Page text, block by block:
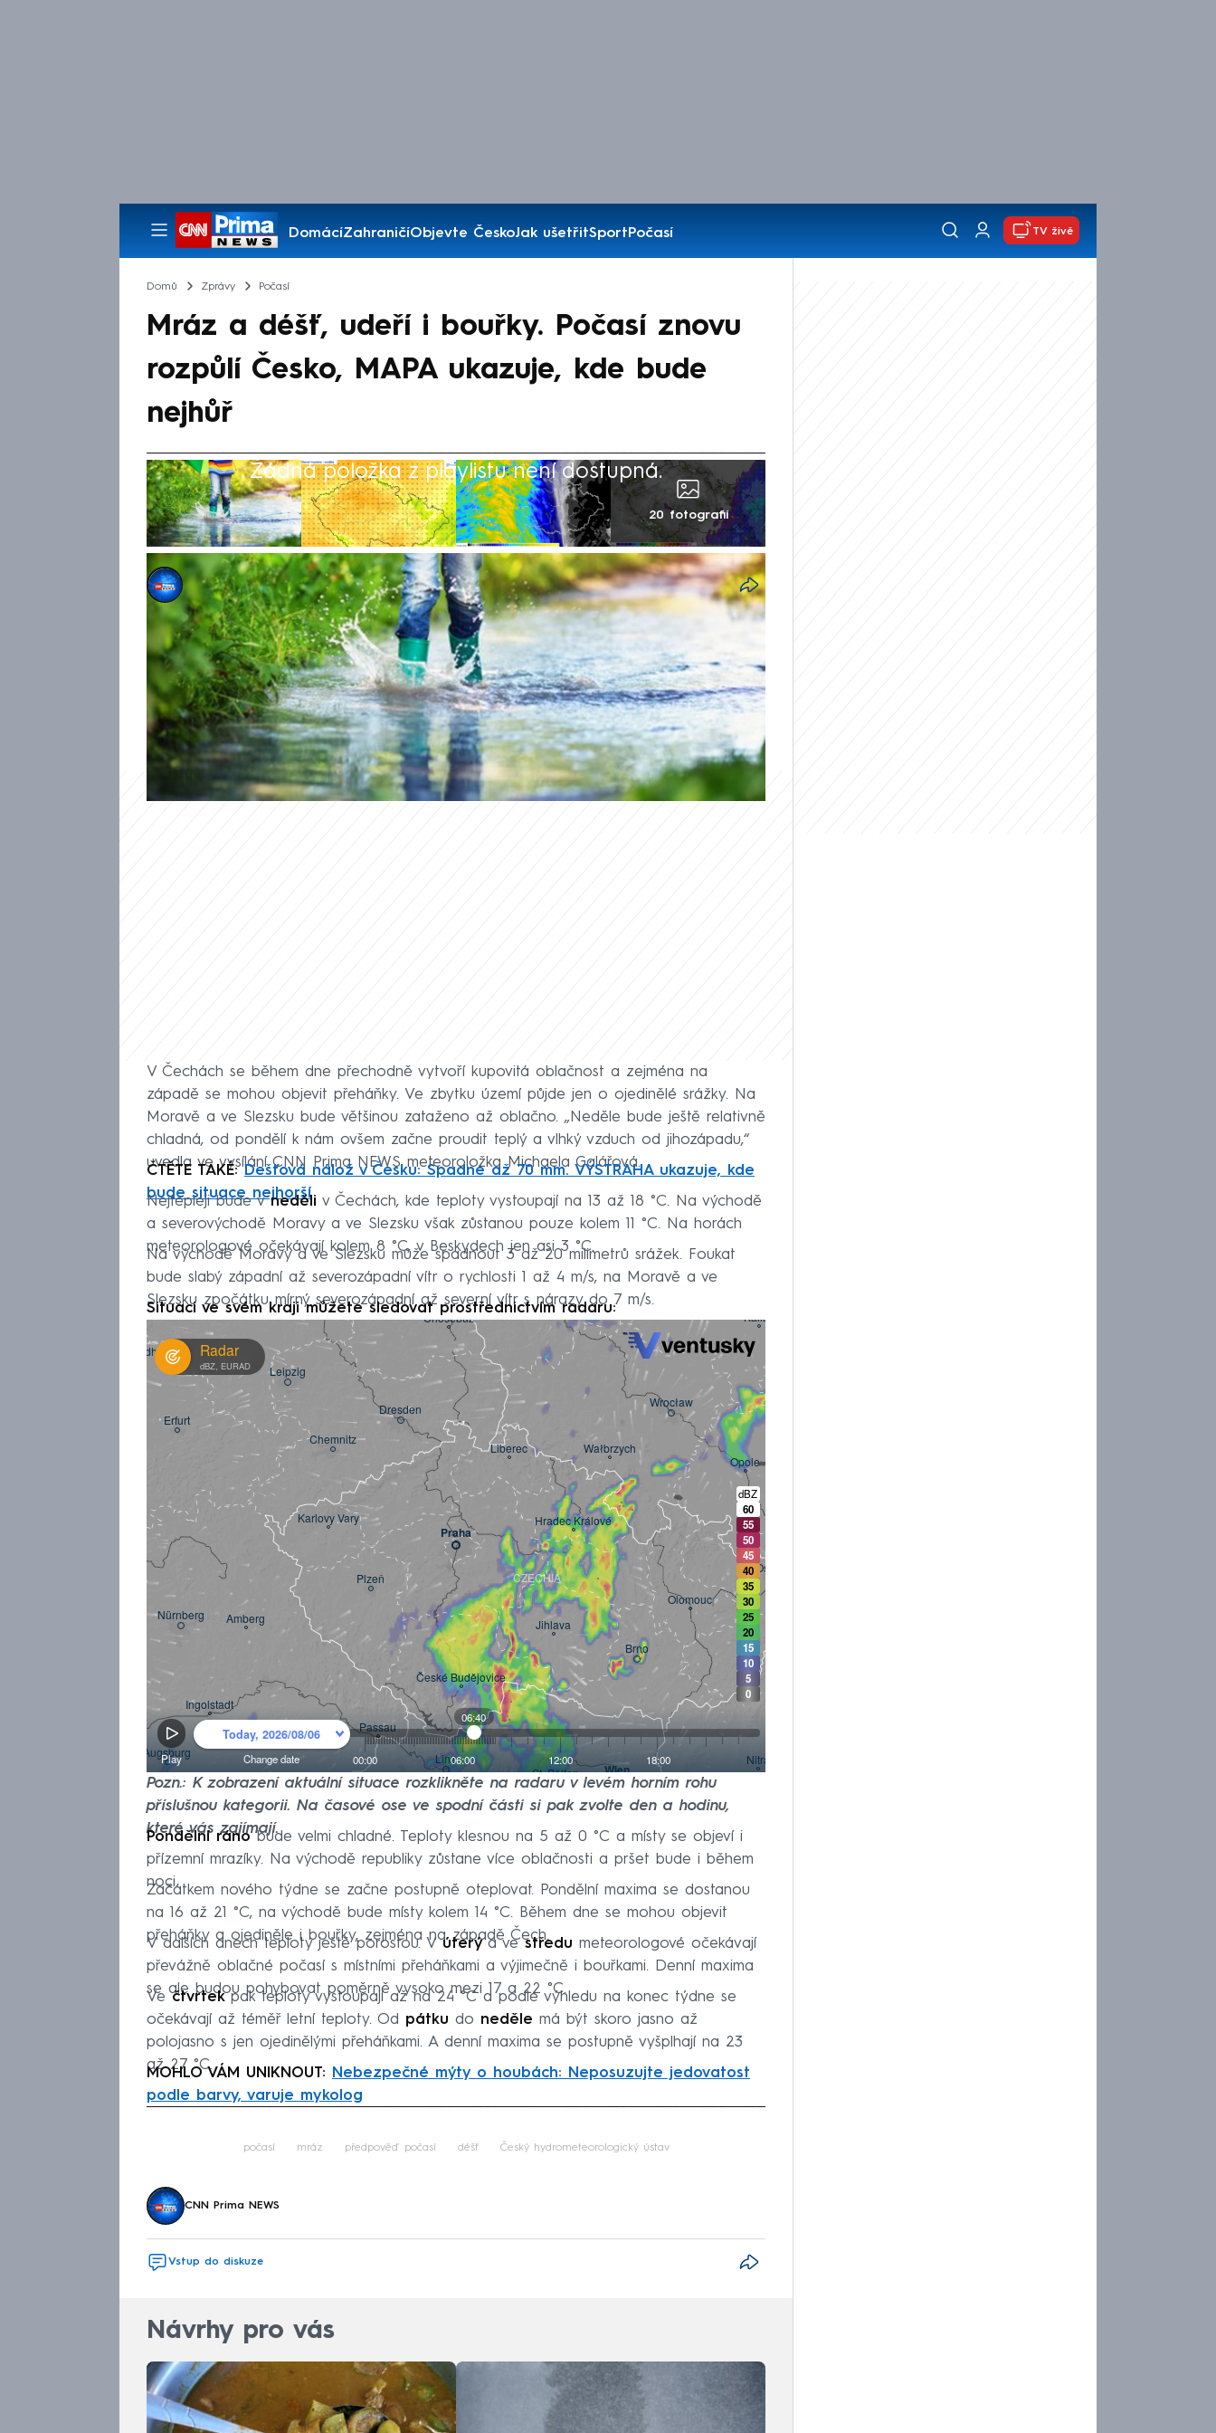
DomácíZahraničíObjevte ČeskoJak ušetřitSportPočasí
Pořady
TV živě
Domů Zprávy Počasí
Mráz a déšť, udeří i bouřky. Počasí znovu
rozpůlí Česko, MAPA ukazuje, kde bude
nejhůř
Žádná položka z playlistu není dostupná.
20 fotografií
CNN Prima NEWS
17. kvě 2026, 08:53
Neděle přinese výrazné rozdíly v počasí mezi západní a východní
polovinou republiky. Zatímco v Čechách bude převážně polojasno až
skoro jasno, Moravu a Slezsko čeká zatažená obloha a na východě
také déšť, který může být i trvalejší. Vyplývá to z aktuální předpovědi
Českého hydrometeorologického ústavu (ČHMÚ).
V Čechách se během dne přechodně vytvoří kupovitá oblačnost a zejména na
západě se mohou objevit přeháňky. Ve zbytku území půjde jen o ojedinělé srážky. Na
Moravě a ve Slezsku bude většinou zataženo až oblačno. „Neděle bude ještě relativně
chladná, od pondělí k nám ovšem začne proudit teplý a vlhký vzduch od jihozápadu,“
uvedla ve vysílání CNN Prima NEWS meteoroložka Michaela Galářová.
ČTĚTE TAKÉ:Dešťová nálož v Česku: Spadne až 70 mm. VÝSTRAHA ukazuje, kde
bude situace nejhorší
Nejtepleji bude vneděli v Čechách, kde teploty vystoupají na 13 až 18 °C. Na východě
a severovýchodě Moravy a ve Slezsku však zůstanou pouze kolem 11 °C. Na horách
meteorologové očekávají kolem 8 °C, v Beskydech jen asi 3 °C.
Na východě Moravy a ve Slezsku může spadnout 3 až 20 milimetrů srážek. Foukat
bude slabý západní až severozápadní vítr o rychlosti 1 až 4 m/s, na Moravě a ve
Slezsku zpočátku mírný severozápadní až severní vítr s nárazy do 7 m/s.
Situaci ve svém kraji můžete sledovat prostřednictvím radaru:
Pozn.: K zobrazení aktuální situace rozklikněte na radaru v levém horním rohu
příslušnou kategorii. Na časové ose ve spodní části si pak zvolte den a hodinu,
které vás zajímají.
Pondělní ránobude velmi chladné. Teploty klesnou na 5 až 0 °C a místy se objeví i
přízemní mrazíky. Na východě republiky zůstane více oblačnosti a pršet bude i během
noci.
Začátkem nového týdne se začne postupně oteplovat. Pondělní maxima se dostanou
na 16 až 21 °C, na východě bude místy kolem 14 °C. Během dne se mohou objevit
přeháňky a ojediněle i bouřky, zejména na západě Čech.
V dalších dnech teploty ještě porostou. Vúterýa vestředu meteorologové očekávají
převážně oblačné počasí s místními přeháňkami a výjimečně i bouřkami. Denní maxima
se ale budou pohybovat poměrně vysoko mezi 17 a 22 °C.
Večtvrtekpak teploty vystoupají až na 24 °C a podle výhledu na konec týdne se
očekávají až téměř letní teploty. Od pátku do neděle má být skoro jasno až
polojasno s jen ojedinělými přeháňkami. A denní maxima se postupně vyšplhají na 23
až 27 °C.
MOHLO VÁM UNIKNOUT: Nebezpečné mýty o houbách: Neposuzujte jedovatost
podle barvy, varuje mykolog
počasí mráz předpověď počasí déšť Český hydrometeorologický ústav
CNN Prima NEWS
Vstup do diskuze
Návrhy pro vás